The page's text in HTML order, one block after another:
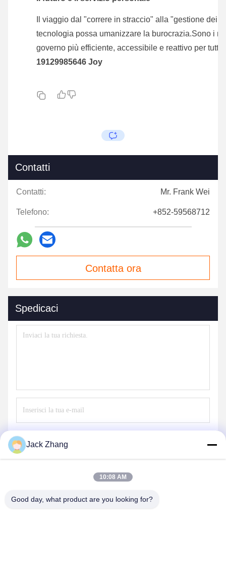
Il viaggio dal "correre in straccio" alla "gestione dei
tecnologia possa umanizzare la burocrazia.Sono i
governo più efficiente, accessibile e reattivo per tutti.
19129985646 Joy
Contatti
Contatti: Mr. Frank Wei
Telefono: +852-59568712
Contatta ora
Spedicaci
Jack Zhang
10:08 AM
Good day, what product are you looking for?